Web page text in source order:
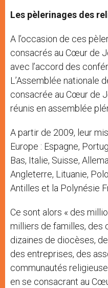
Les pèlerinages des
A l’occasion de ces
consacrés au Cœur de
avec l’accord des
L’Assemblée nationale
consacrée au Cœur de
réunis en assemblée
A partir de 2009, leur
Europe : Espagne,
Bas, Italie, Suisse,
Angleterre, Lituanie,
Antilles et la Polynésie
Ce sont alors « des
milliers de familles, des
dizaines de diocèses,
des entreprises, des
communautés
en se consacrant au